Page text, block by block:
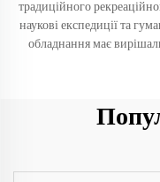
традиційного
наукові експедиції та
обладнання має